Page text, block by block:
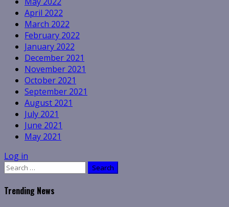
April 2022
March 2022
February 2022
January 2022
December 2021
November 2021
October 2021
September 2021
August 2021
July 2021
June 2021
May 2021
Log in
Search
Trending News